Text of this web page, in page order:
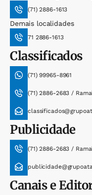
(71) 2886-1613
Demais localidades
71 2886-1613
Classificados
(71) 99965-8961
(71) 2886-2683 /
Publicidade
(71) 2886-2683 /
Canais e